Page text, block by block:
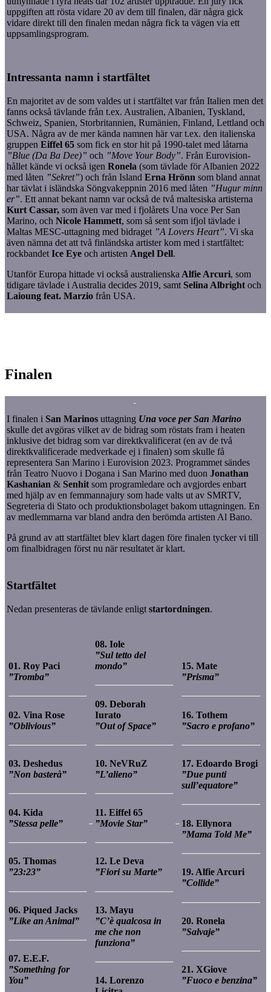
uppgiften att rösta vidare 20 av dem till finalen, där några gick
vidare direkt till den finalen medan några fick ta vägen via ett
uppsamlingsprogram.
Intressanta namn i startfältet
En majoritet av de som valdes ut i startfältet var från Italien men det
fanns också tävlande från t.ex. Australien, Albanien, Tyskland,
Schweiz, Spanien, Storbritannien, Rumänien, Finland, Lettland och
USA. Några av de mer kända namnen här var t.ex. den italienska
gruppen Eiffel 65 som fick en stor hit på 1990-talet med låtarna
”Blue (Da Ba Dee)” och ”Move Your Body”. Från Eurovision-
hållet kände vi också igen Ronela (som tävlade för Albanien 2022
med låten ”Sekret”) och från Island Erna Hrönn som bland annat
har tävlat i isländska Söngvakeppnin 2016 med låten ”Hugur minn
er”. Ett annat bekant namn var också de två maltesiska artisterna
Kurt Cassar, som även var med i fjolårets Una voce Per San
Marino, och Nicole Hammett, som så sent som ifjol tävlade i
Maltas MESC-uttagning med bidraget ”A Lovers Heart”. Vi ska
även nämna det att två finländska artister kom med i startfältet:
rockbandet Ice Eye och artisten Angel Dell.
Utanför Europa hittade vi också australienska Alfie Arcuri, som
tidigare tävlade i Australia decides 2019, samt Selina Albright och
Laioung feat. Marzio från USA.
Finalen
I finalen i San Marinos uttagning Una voce per San Marino
skulle det avgöras vilket av de bidrag som röstats fram i heaten
inklusive det bidrag som var direktkvalificerat (en av de två
direktkvalificerade medverkade ej i finalen) som skulle få
representera San Marino i Eurovision 2023. Programmet sändes
från Teatro Nuovo i Dogana i San Marino med duon Jonathan
Kashanian & Senhitsom programledare och avgjordes enbart
med hjälp av en femmannajury som hade valts ut av SMRTV,
Segreteria di Stato och produktionsbolaget bakom uttagningen. En
av medlemmarna var bland andra den berömda artisten Al Bano.
På grund av att startfältet blev klart dagen före finalen tycker vi till
om finalbidragen först nu när resultatet är klart.
Startfältet
Nedan presenteras de tävlande enligt startordningen.
01. Roy Paci
”Tromba”
02. Vina Rose
”Oblivious”
03. Deshedus
”Non basterà”
04. Kida
”Stessa pelle”
05. Thomas
”23:23”
06. Piqued Jacks
”Like an Animal”
07. E.E.F.
”Something for
You”
08. Iole
”Sul tetto del
mondo”
09. Deborah
Iurato
”Out of Space”
10. NeVRuZ
”L’alieno”
11. Eiffel 65
”Movie Star”
12. Le Deva
”Fiori su Marte”
13. Mayu
”C’è qualcosa in
me che non
funziona”
14. Lorenzo
15. Mate
”Prisma”
16. Tothem
”Sacro e profano”
17. Edoardo Brogi
”Due punti
sull’equatore”
18. Ellynora
”Mama Told Me”
19. Alfie Arcuri
”Collide”
20. Ronela
”Salvaje”
21. XGiove
”Fuoco e benzina”